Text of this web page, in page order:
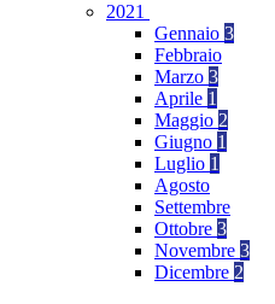
2021
Gennaio 3
Febbraio
Marzo 3
Aprile 1
Maggio 2
Giugno 1
Luglio 1
Agosto
Settembre
Ottobre 3
Novembre 3
Dicembre 2